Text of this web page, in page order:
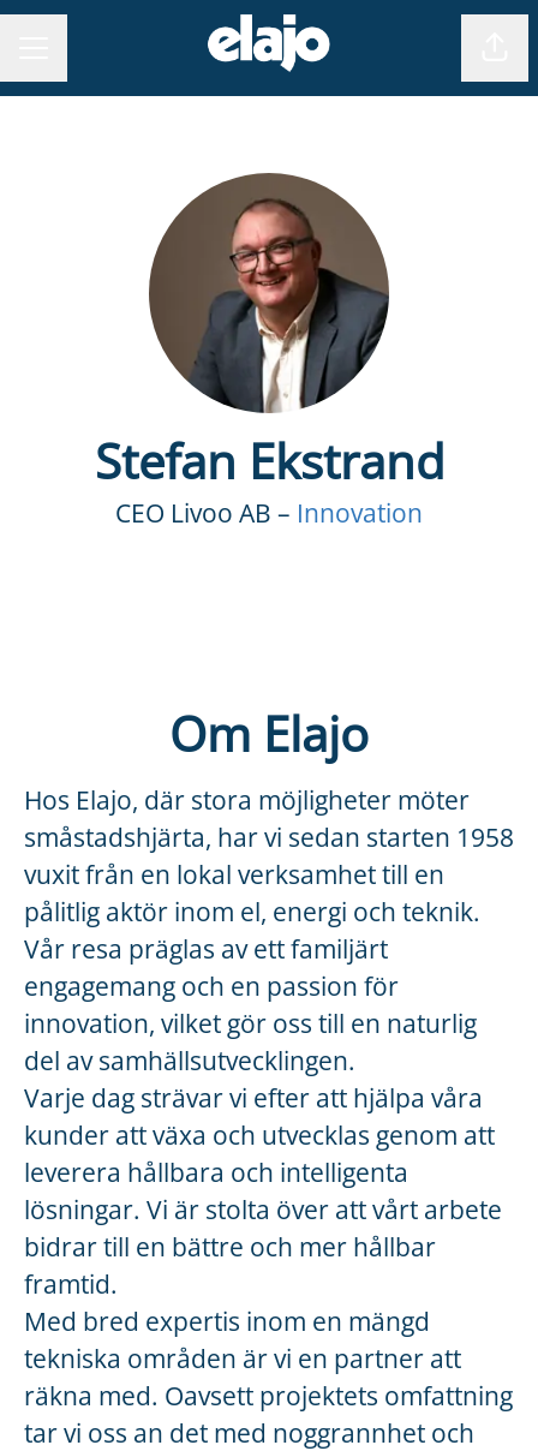
Stefan Ekstrand
CEO Livoo AB – Innovation
Om Elajo
Hos Elajo, där stora möjligheter möter
småstadshjärta, har vi sedan starten 1958
vuxit från en lokal verksamhet till en
pålitlig aktör inom el, energi och teknik.
Vår resa präglas av ett familjärt
engagemang och en passion för
innovation, vilket gör oss till en naturlig
del av samhällsutvecklingen.
Varje dag strävar vi efter att hjälpa våra
kunder att växa och utvecklas genom att
leverera hållbara och intelligenta
lösningar. Vi är stolta över att vårt arbete
bidrar till en bättre och mer hållbar
framtid.
Med bred expertis inom en mängd
tekniska områden är vi en partner att
räkna med. Oavsett projektets omfattning
tar vi oss an det med noggrannhet och